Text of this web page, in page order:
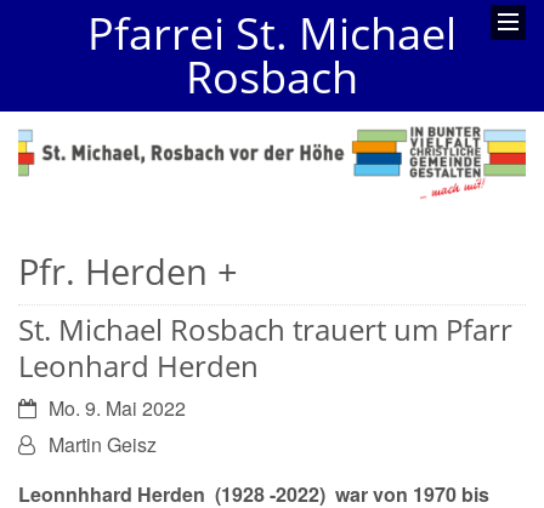
Pfarrei St. Michael
Rosbach
Pfr. Herden +
St. Michael Rosbach trauert um Pfarr
Leonhard Herden
Datum:Mo. 9. Mai 2022
Von:Martin Geisz
Leonnhhard Herden (1928 -2022) war von 1970 bis